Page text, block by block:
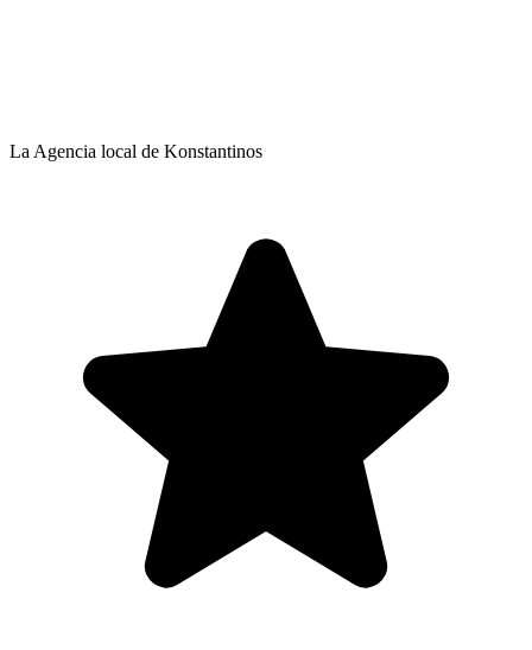
La Agencia local de Konstantinos